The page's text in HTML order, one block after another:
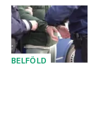
BELFÖLD